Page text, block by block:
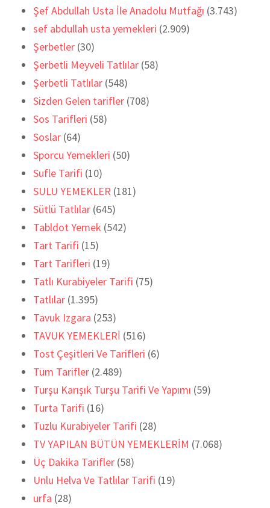
Şef Abdullah Usta İle Anadolu Mutfağı (3.743)
sef abdullah usta yemekleri (2.909)
Şerbetler (30)
Şerbetli Meyveli Tatlılar (58)
Şerbetli Tatlılar (548)
Sizden Gelen tarifler (708)
Sos Tarifleri (58)
Soslar (64)
Sporcu Yemekleri (50)
Sufle Tarifi (10)
SULU YEMEKLER (181)
Sütlü Tatlılar (645)
Tabldot Yemek (542)
Tart Tarifi (15)
Tart Tarifleri (19)
Tatlı Kurabiyeler Tarifi (75)
Tatlılar (1.395)
Tavuk Izgara (253)
TAVUK YEMEKLERİ (516)
Tost Çeşitleri Ve Tarifleri (6)
Tüm Tarifler (2.489)
Turşu Karışık Turşu Tarifi Ve Yapımı (59)
Turta Tarifi (16)
Tuzlu Kurabiyeler Tarifi (28)
TV YAPILAN BÜTÜN YEMEKLERİM (7.068)
Üç Dakika Tarifler (58)
Unlu Helva Ve Tatlılar Tarifi (19)
urfa (28)